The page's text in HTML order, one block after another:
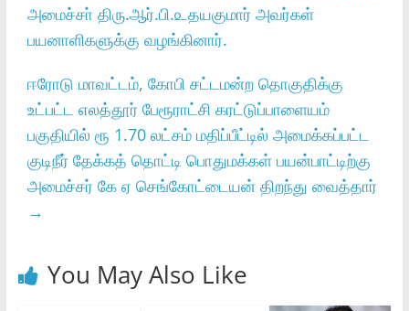
அமைச்சா்‌ திரு.ஆர்‌.பி.௨தயகுமார்‌ அவர்கள்‌
பயனாளிகளுக்கு வழங்கினார்‌.
ஈரோடு மாவட்டம், கோபி சட்டமன்ற தொகுதிக்கு
உட்பட்ட எலத்தூர் பேரூராட்சி கரட்டுப்பாளையம்
பகுதியில் ரூ 1.70 லட்சம் மதிப்பீட்டில் அமைக்கப்பட்ட
குடிநீர் தேக்கத் தொட்டி பொதுமக்கள் பயன்பாட்டிற்கு
அமைச்சர் கே ஏ செங்கோட்டையன் திறந்து வைத்தார்
→
You May Also Like